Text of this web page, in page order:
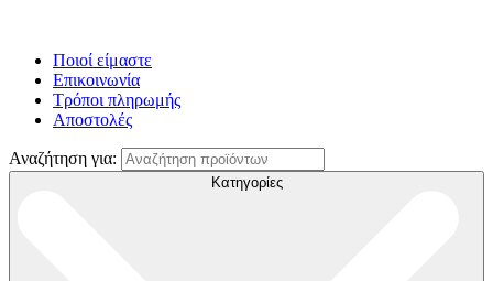
Ποιοί είμαστε
Επικοινωνία
Τρόποι πληρωμής
Αποστολές
Αναζήτηση για:
Κατηγορίες